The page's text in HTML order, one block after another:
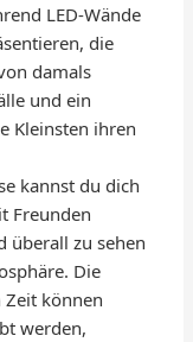
LED-Wände
die
damals
und ein
Kleinsten ihren
kannst du dich
Freunden
überall zu sehen
Die
Zeit können
werden,